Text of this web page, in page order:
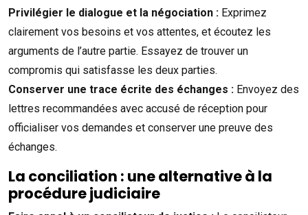
Privilégier le dialogue et la négociation : Exprimez
clairement vos besoins et vos attentes, et écoutez les
arguments de l’autre partie. Essayez de trouver un
compromis qui satisfasse les deux parties.
Conserver une trace écrite des échanges : Envoyez des
lettres recommandées avec accusé de réception pour
officialiser vos demandes et conserver une preuve des
échanges.
La conciliation : une alternative à la
procédure judiciaire